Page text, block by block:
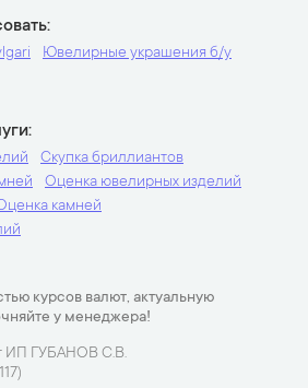
Ювелирные украшения б/у
Скупка бриллиантов
Оценка ювелирных изделий
камней
курсов валют, актуальную
у менеджера!
ИП ГУБАНОВ С.В.